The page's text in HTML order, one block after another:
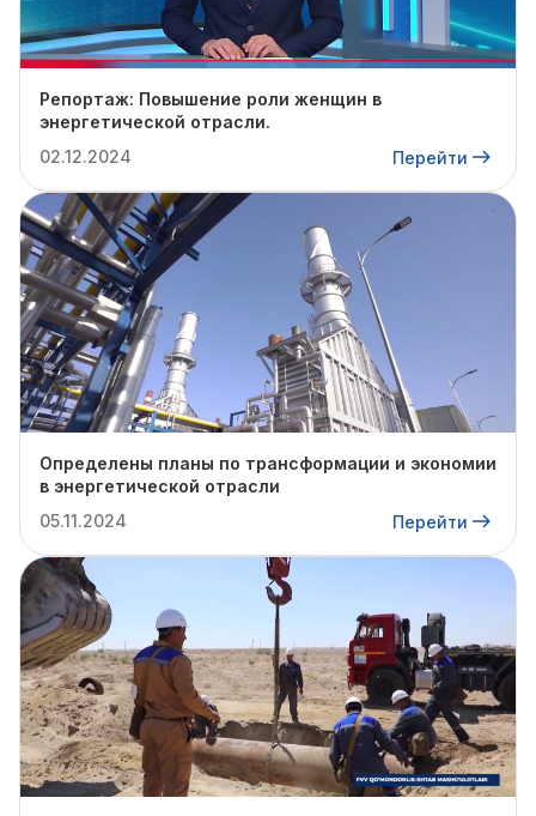
Репортаж: Повышение роли женщин в
энергетической отрасли.
02.12.2024
Перейти
Определены планы по трансформации и экономии
в энергетической отрасли
05.11.2024
Перейти